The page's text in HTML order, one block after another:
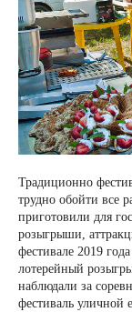
Традиционно
трудно обойти все
приготовили для
розыгрыши,
фестивале 2019
лотерейный
наблюдали за
фестиваль уличной